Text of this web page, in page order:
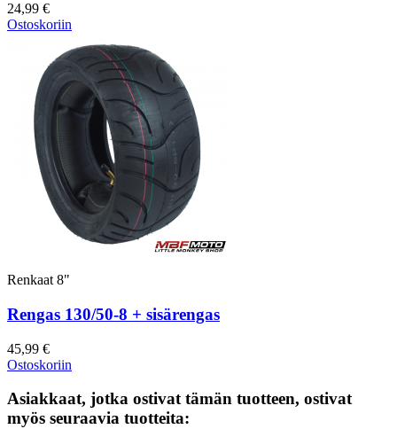
24,99 €
Ostoskoriin
Renkaat 8"
Rengas 130/50-8 + sisärengas
45,99 €
Ostoskoriin
Asiakkaat, jotka ostivat tämän tuotteen, ostivat
myös seuraavia tuotteita: